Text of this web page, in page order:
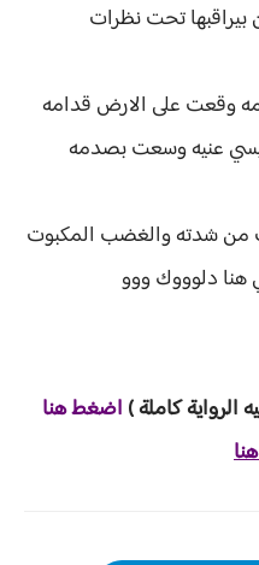
بيراقبها تحت نظرات
وقعت على الارض قدامه
عنيه وسعت بصدمه
من شدته والغضب المكبوت
هنا دلوووك ووو
يه الرواية كاملة ) اضغط هنا